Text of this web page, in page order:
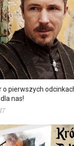
pierwszych
nas!